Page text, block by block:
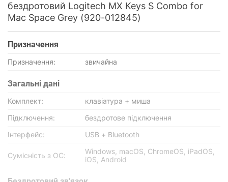
бездротовий Logitech MX Keys S Combo for
Mac Space Grey (920-012845)
Призначення
Призначення: звичайна
Загальні дані
Комплект:
клавіатура + миша
Підключення:
бездротове підключення
Інтерфейс:
USB + Bluetooth
Сумісність з ОС:
Windows, macOS, ChromeOS, iPadOS,
iOS, Android